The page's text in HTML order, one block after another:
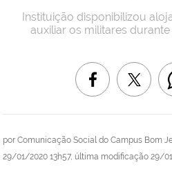
por Comunicação Social do Campus Bom
29/01/2020 13h57, última modificação 29/
Instituição disponibilizou
auxiliar os militares